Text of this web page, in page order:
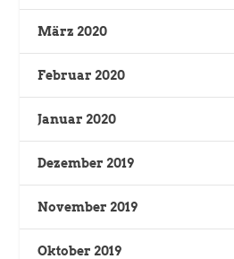
März 2020
Februar 2020
Januar 2020
Dezember 2019
November 2019
Oktober 2019